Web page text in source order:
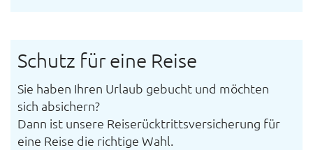
Schutz für eine Reise
Sie haben Ihren Urlaub gebucht und möchten
sich absichern?
Dann ist unsere Reiserücktrittsversicherung für
eine Reise die richtige Wahl.